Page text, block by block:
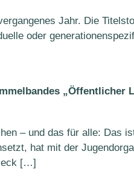
Jahr. Die
oder
„Öffentlicher
– und das für alle: Das
hat mit der
[…]